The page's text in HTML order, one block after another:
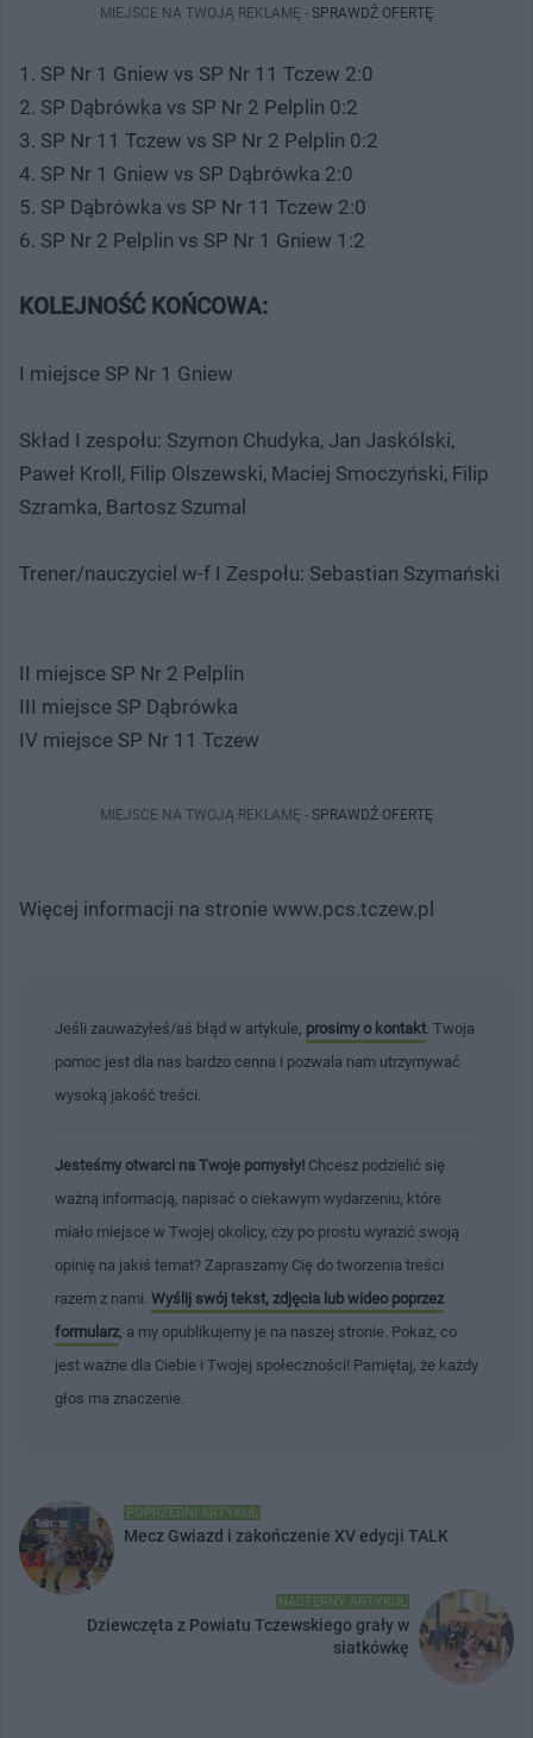
MIEJSCE NA TWOJĄ REKLAMĘ - SPRAWDŹ OFERTĘ
1. SP Nr 1 Gniew vs SP Nr 11 Tczew 2:0
2. SP Dąbrówka vs SP Nr 2 Pelplin 0:2
3. SP Nr 11 Tczew vs SP Nr 2 Pelplin 0:2
4. SP Nr 1 Gniew vs SP Dąbrówka 2:0
5. SP Dąbrówka vs SP Nr 11 Tczew 2:0
6. SP Nr 2 Pelplin vs SP Nr 1 Gniew 1:2
KOLEJNOŚĆ KOŃCOWA:
I miejsce SP Nr 1 Gniew
Skład I zespołu: Szymon Chudyka, Jan Jaskólski,
Paweł Kroll, Filip Olszewski, Maciej Smoczyński, Filip
Szramka, Bartosz Szumal
Trener/nauczyciel w-f I Zespołu: Sebastian Szymański
II miejsce SP Nr 2 Pelplin
III miejsce SP Dąbrówka
IV miejsce SP Nr 11 Tczew
MIEJSCE NA TWOJĄ REKLAMĘ - SPRAWDŹ OFERTĘ
Więcej informacji na stronie www.pcs.tczew.pl
Jeśli zauważyłeś/aś błąd w artykule, prosimy o kontakt . Twoja
pomoc jest dla nas bardzo cenna i pozwala nam utrzymywać
wysoką jakość treści.
Jesteśmy otwarci na Twoje pomysły! Chcesz podzielić się
ważną informacją, napisać o ciekawym wydarzeniu, które
miało miejsce w Twojej okolicy, czy po prostu wyrazić swoją
opinię na jakiś temat? Zapraszamy Cię do tworzenia treści
razem z nami. Wyślij swój tekst, zdjęcia lub wideo poprzez
formularz , a my opublikujemy je na naszej stronie. Pokaż, co
jest ważne dla Ciebie i Twojej społeczności! Pamiętaj, że każdy
głos ma znaczenie.
POPRZEDNI ARTYKUŁ
Mecz Gwiazd i zakończenie XV edycji TALK
NASTĘPNY ARTYKUŁ
Dziewczęta z Powiatu Tczewskiego grały w
siatkówkę